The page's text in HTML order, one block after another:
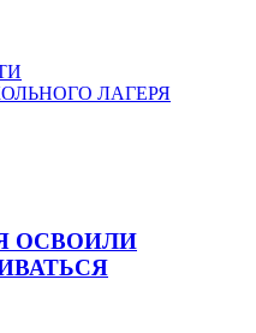
ЛАГЕРЯ
ОСВОИЛИ